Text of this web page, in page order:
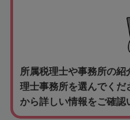
所属税理士や事務所の
理士事務所を選んでくだ
から詳しい情報をご確認